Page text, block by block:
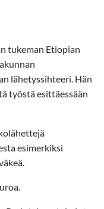
tukeman Etiopian
lähetyssihteeri. Hän
työstä esittäessään
esimerkiksi